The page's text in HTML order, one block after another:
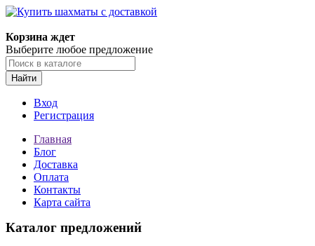
Корзина ждет
Выберите любое предложение
Найти
Вход
Регистрация
Главная
Блог
Доставка
Оплата
Контакты
Карта сайта
Каталог предложений